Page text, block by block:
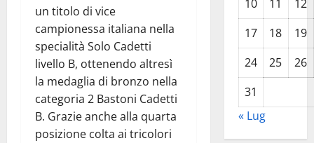
un titolo di vice
campionessa italiana nella
specialità Solo Cadetti
livello B, ottenendo altresì
la medaglia di bronzo nella
categoria 2 Bastoni Cadetti
B. Grazie anche alla quarta
posizione colta ai tricolori
10 11
12
17
18
19
24
25
26
31
« Lug